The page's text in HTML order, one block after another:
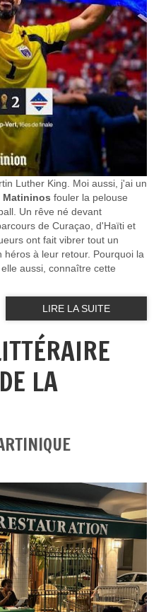
Luther King. Moi aussi, j'ai un
Matininos fouler la pelouse
Un rêve né devant
de Curaçao, d'Haïti et
ont fait vibrer tout un
héros à leur retour. Pourquoi la
aussi, connaître cette
LIRE LA SUITE
LA